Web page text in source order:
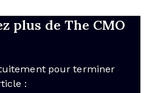
plus de The CMO
pour terminer
: